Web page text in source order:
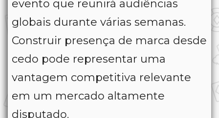
evento que reunirá audiências
globais durante várias semanas.
Construir presença de marca desde
cedo pode representar uma
vantagem competitiva relevante
em um mercado altamente
disputado.